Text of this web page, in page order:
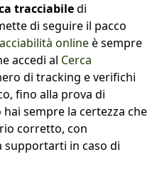
tracciabiledi
di seguire il pacco
onlineè sempre
accedi al Cerca
di tracking e verifichi
fino alla prova di
sempre la certezza che
corretto, con
supportarti in caso di